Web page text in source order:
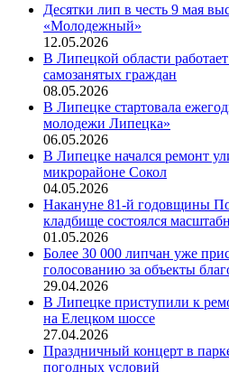
Десятки лип в честь 9 мая
«Молодежный»
12.05.2026
В Липецкой области
самозанятых граждан
08.05.2026
В Липецке стартовала
молодежи Липецка»
06.05.2026
В Липецке начался ремонт
микрорайоне Сокол
04.05.2026
Накануне 81-й годовщины
кладбище состоялся
01.05.2026
Более 30 000 липчан уже
голосованию за объекты
29.04.2026
В Липецке приступили к
на Елецком шоссе
27.04.2026
Праздничный концерт в
погодных условий